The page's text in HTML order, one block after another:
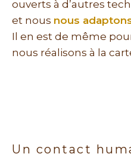
ouverts à d’autres
et nous nous
Il en est de même
nous réalisons à la
Un contact